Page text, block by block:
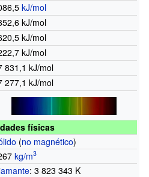
kJ/mol
kJ/mol
kJ/mol
kJ/mol
831,1 kJ/mol
277,1 kJ/mol
físicas
(no magnético)
kg/m3
: 3 823 343 K